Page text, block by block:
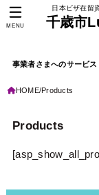
日本ビザ在
千歳市
事業者さまへのサービス
MENU
HOME Products
Products